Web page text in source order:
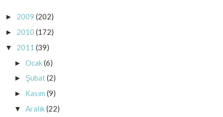
► 2009 (202)
► 2010 (172)
▼ 2011 (39)
► Ocak(6)
► Şubat(2)
► Kasım (9)
▼ Aralık(22)